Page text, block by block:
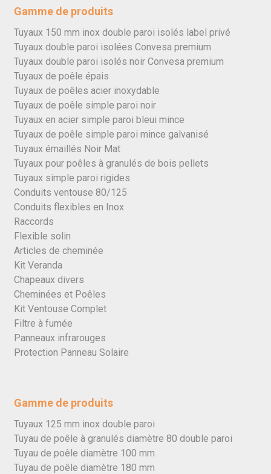
Gamme de produits
Tuyaux 150 mm inox double paroi isolés label privé
Tuyaux double paroi isolées Convesa premium
Tuyaux double paroi isolés noir Convesa premium
Tuyaux de poêle épais
Tuyaux de poêles acier inoxydable
Tuyaux de poêle simple paroi noir
Tuyaux en acier simple paroi bleui mince
Tuyaux de poêle simple paroi mince galvanisé
Tuyaux émaillés Noir Mat
Tuyaux pour poêles à granulés de bois pellets
Tuyaux simple paroi rigides
Conduits ventouse 80/125
Conduits flexibles en Inox
Raccords
Flexible solin
Articles de cheminée
Kit Veranda
Chapeaux divers
Cheminées et Poêles
Kit Ventouse Complet
Filtre à fumée
Panneaux infrarouges
Protection Panneau Solaire
Gamme de produits
Tuyaux 125 mm inox double paroi
Tuyau de poêle à granulés diamètre 80 double paroi
Tuyau de poêle diamètre 100 mm
Tuyau de poêle diamètre 180 mm